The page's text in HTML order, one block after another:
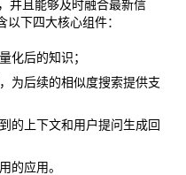
并且能够及时融合最新信
下四大核心组件：
化后的知识；
为后续的相似度搜索提供支
的上下文和用户提问生成回
的应用。